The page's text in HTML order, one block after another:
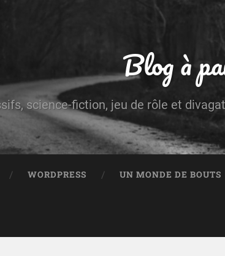
Blog à
science-fiction, jeu de rôle et
WORDPRESS UN MONDE DE BOUTS